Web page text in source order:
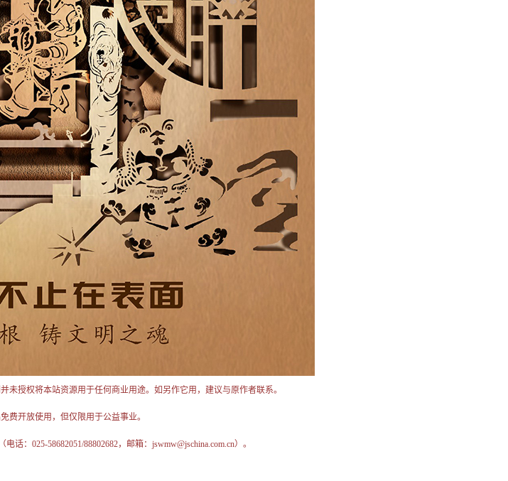
授权将本站资源用于任何商业用途。如另作它用，建议与原作者联系。
费开放使用，但仅限用于公益事业。
：025-58682051/88802682，邮箱：jswmw@jschina.com.cn）。